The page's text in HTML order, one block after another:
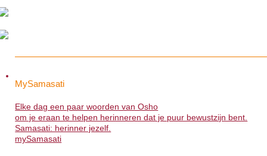
OSHO
TV
MySamasati
Elke dag een paar woorden van Osho
om je eraan te helpen herinneren dat je puur bewustzijn bent.
Samasati: herinner jezelf.
mySamasati
MySamasati
Elke dag een paar woorden van Osho
om je eraan te helpen herinneren dat je puur bewustzijn bent.
Samasati: herinner jezelf.
>>>mySamasati